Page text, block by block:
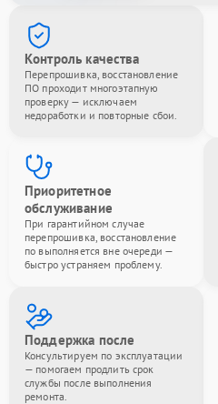
Контроль качества
Перепрошивка, восстановление
ПО проходит многоэтапную
проверку — исключаем
недоработки и повторные сбои.
Приоритетное
обслуживание
При гарантийном случае
перепрошивка, восстановление
по выполняется вне очереди —
быстро устраняем проблему.
Поддержка после
Консультируем по эксплуатации
— помогаем продлить срок
службы после выполнения
ремонта.